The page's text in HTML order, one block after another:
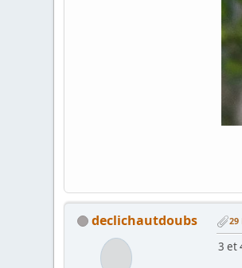
declichautdoubs 29
3 et